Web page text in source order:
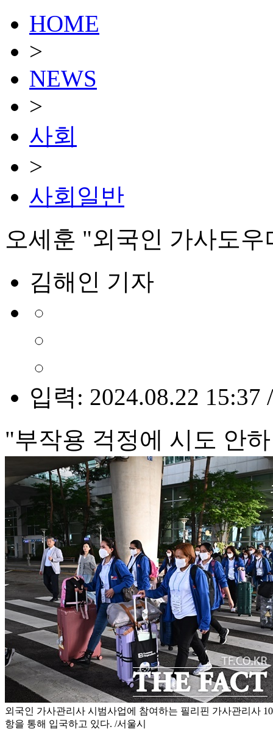
HOME
>
NEWS
>
사회
>
사회일반
오세훈 "외국인 가사도
김해인 기자
입력: 2024.08.22 15:37
"부작용 걱정에 시도 안
외국인 가사관리사 시범사업에 참여하는 필리핀 가사관리사
항을 통해 입국하고 있다. /서울시